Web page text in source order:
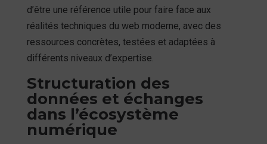
d’être une référence utile pour faire face aux
réalités techniques du web moderne, avec des
ressources concrètes, testées et adaptées à
différents niveaux d’expertise.
Structuration des
données et échanges
dans l’écosystème
numérique